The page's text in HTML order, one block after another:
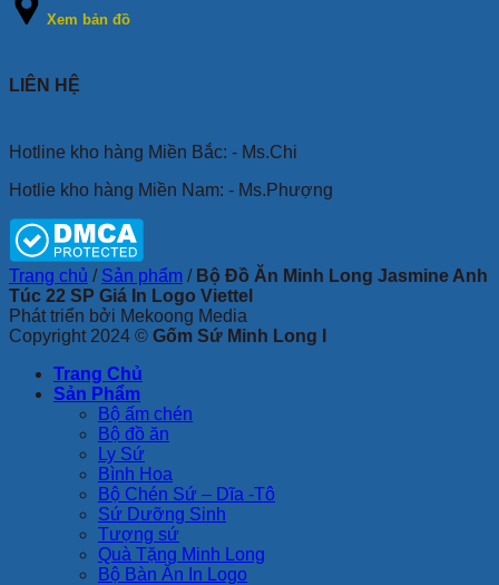
Xem bản đồ
LIÊN HỆ
Hotline kho hàng Miền Bắc: - Ms.Chi
Hotlie kho hàng Miền Nam: - Ms.Phượng
Trang chủ / Sản phẩm / Bộ Đồ Ăn Minh Long Jasmine Anh
Túc 22 SP Giá In Logo Viettel
Phát triển bởi Mekoong Media
Copyright 2024 © Gốm Sứ Minh Long I
Trang Chủ
Sản Phẩm
Bộ ấm chén
Bộ đồ ăn
Ly Sứ
Bình Hoa
Bộ Chén Sứ – Dĩa -Tô
Sứ Dưỡng Sinh
Tượng sứ
Quà Tặng Minh Long
Bộ Bàn Ăn In Logo